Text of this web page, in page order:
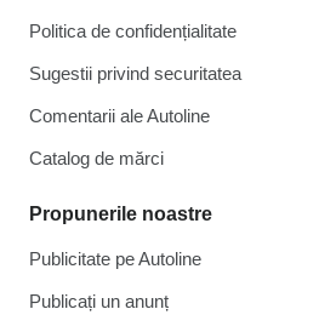
Politica de confidențialitate
Sugestii privind securitatea
Comentarii ale Autoline
Catalog de mărcі
Propunerile noastre
Publicitate pe Autoline
Publicați un anunț